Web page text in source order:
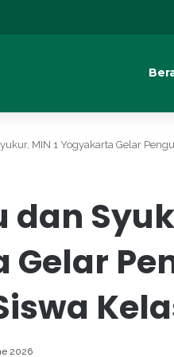
MIN 1 Yogyakarta Gelar
dan
Gelar
2026